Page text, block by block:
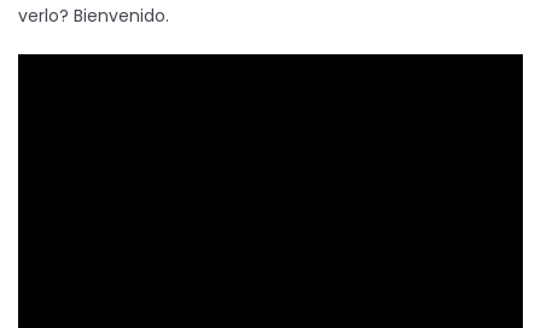
verlo? Bienvenido.